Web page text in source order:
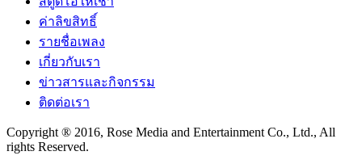
ค่าลิขสิทธิ์
รายชื่อเพลง
เกี่ยวกับเรา
ข่าวสารและกิจกรรม
ติดต่อเรา
Copyright ® 2016, Rose Media and Entertainment Co., Ltd., All
rights Reserved.